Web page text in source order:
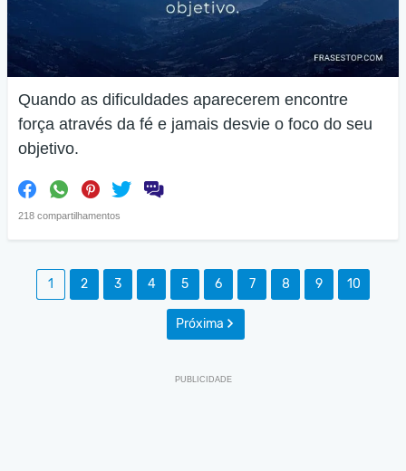
Quando as dificuldades aparecerem encontre
força através da fé e jamais desvie o foco do seu
objetivo.
218 compartilhamentos
1 2 3 4 5 6 7 8 9 10
Próxima